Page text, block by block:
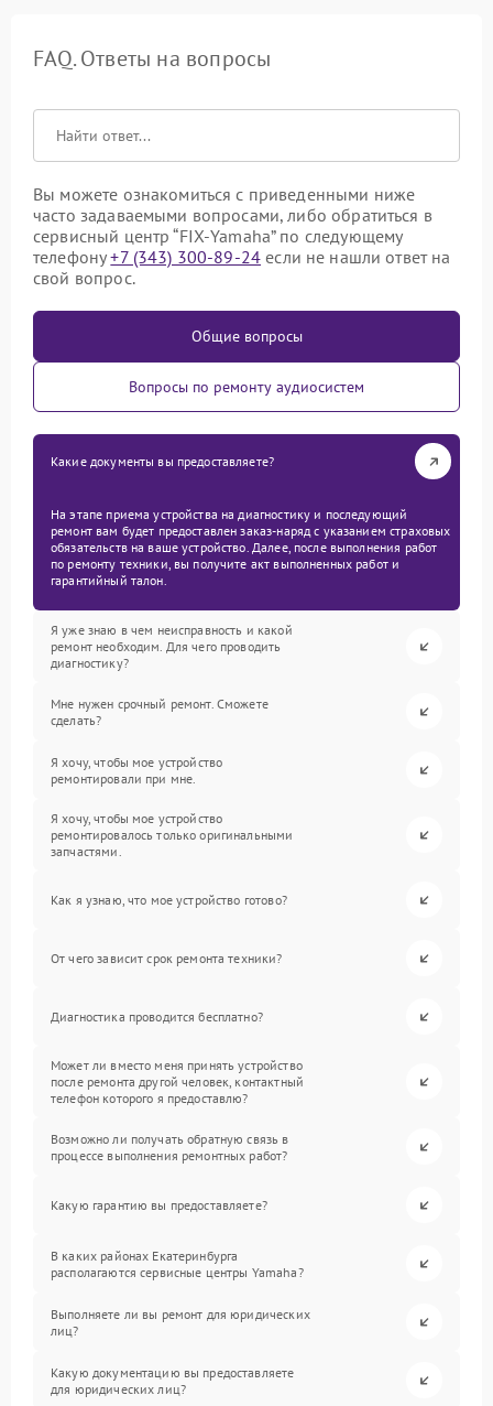
FAQ. Ответы на вопросы
Вы можете ознакомиться с приведенными ниже
часто задаваемыми вопросами, либо обратиться в
сервисный центр “FIX-Yamaha” по следующему
телефону+7 (343) 300-89-24 если не нашли ответ на
свой вопрос.
Общие вопросы
Вопросы по ремонту аудиосистем
Какие документы вы предоставляете?
На этапе приема устройства на диагностику и последующий
ремонт вам будет предоставлен заказ-наряд с указанием страховых
обязательств на ваше устройство. Далее, после выполнения работ
по ремонту техники, вы получите акт выполненных работ и
гарантийный талон.
Я уже знаю в чем неисправность и какой
ремонт необходим. Для чего проводить
диагностику?
Мне нужен срочный ремонт. Сможете
сделать?
Я хочу, чтобы мое устройство
ремонтировали при мне.
Я хочу, чтобы мое устройство
ремонтировалось только оригинальными
запчастями.
Как я узнаю, что мое устройство готово?
От чего зависит срок ремонта техники?
Диагностика проводится бесплатно?
Может ли вместо меня принять устройство
после ремонта другой человек, контактный
телефон которого я предоставлю?
Возможно ли получать обратную связь в
процессе выполнения ремонтных работ?
Какую гарантию вы предоставляете?
В каких районах Екатеринбурга
располагаются сервисные центры Yamaha?
Выполняете ли вы ремонт для юридических
лиц?
Какую документацию вы предоставляете
для юридических лиц?